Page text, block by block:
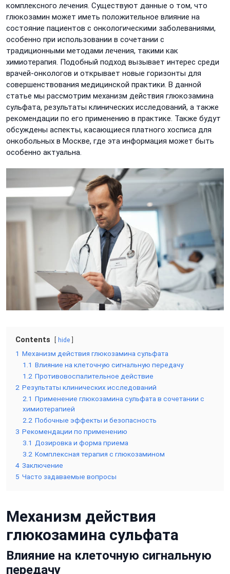
комплексного лечения. Существуют данные о том, что
глюкозамин может иметь положительное влияние на
состояние пациентов с онкологическими заболеваниями,
особенно при использовании в сочетании с
традиционными методами лечения, такими как
химиотерапия. Подобный подход вызывает интерес среди
врачей-онкологов и открывает новые горизонты для
совершенствования медицинской практики. В данной
статье мы рассмотрим механизм действия глюкозамина
сульфата, результаты клинических исследований, а также
рекомендации по его применению в практике. Также будут
обсуждены аспекты, касающиеся платного хосписа для
онкобольных в Москве, где эта информация может быть
особенно актуальна.
Contents hide
1 Механизм действия глюкозамина сульфата
1.1 Влияние на клеточную сигнальную передачу
1.2 Противовоспалительное действие
2 Результаты клинических исследований
2.1 Применение глюкозамина сульфата в сочетании с
химиотерапией
2.2 Побочные эффекты и безопасность
3 Рекомендации по применению
3.1 Дозировка и форма приема
3.2 Комплексная терапия с глюкозамином
4 Заключение
5 Часто задаваемые вопросы
Механизм действия
глюкозамина сульфата
Влияние на клеточную сигнальную
передачу